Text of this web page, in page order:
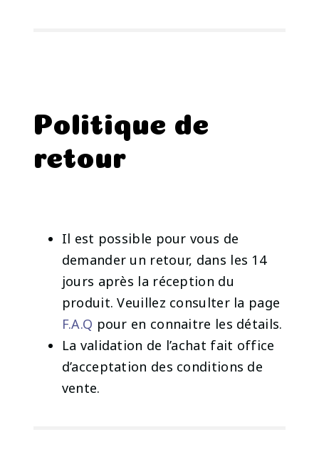
Politique de
retour
Il est possible pour vous de
demander un retour, dans les 14
jours après la réception du
produit. Veuillez consulter la page
F.A.Q pour en connaitre les détails.
La validation de l’achat fait office
d’acceptation des conditions de
vente.